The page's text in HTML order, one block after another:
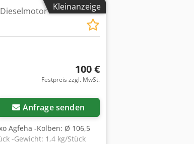
Kleinanzeige
100 €
Festpreis zzgl. MwSt.
Anfrage senden
Agfeha -Kolben: Ø 106,5
-Gewicht: 1,4 kg/Stück